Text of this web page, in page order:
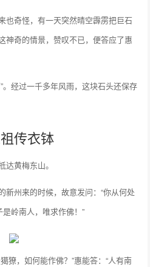
也奇怪，有一天突然晴空霹雳把巨石
神奇的情景，赞叹不已，便答应了惠
。经过一千多年风雨，这块石头还保存
传衣钵
黄梅东山。
新州来的时候，故意发问：“你从何处
岭南人，唯求作佛！”
獠，如何能作佛？”惠能答：“人有南